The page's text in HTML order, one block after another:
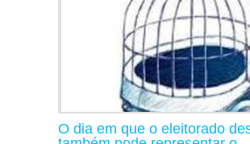
O dia em que o eleitorado